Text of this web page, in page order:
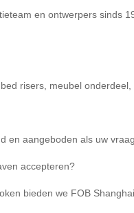
en ontwerpers sinds
risers, meubel onderdeel,
aangeboden als uw
accepteren?
bieden we FOB